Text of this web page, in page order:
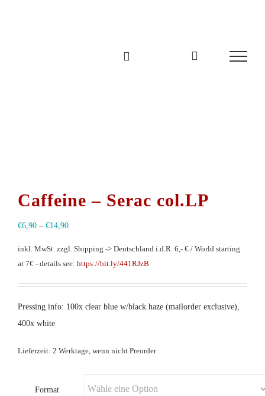
Caffeine – Serac col.LP
€6,90 – €14,90
inkl. MwSt. zzgl. Shipping -> Deutschland i.d.R. 6,- € / World starting
at 7€ - details see: https://bit.ly/441RJzB
Pressing info: 100x clear blue w/black haze (mailorder exclusive),
400x white
Lieferzeit: 2 Werktage, wenn nicht Preorder
Format